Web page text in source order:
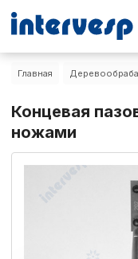
Главная
Концевая
ножами